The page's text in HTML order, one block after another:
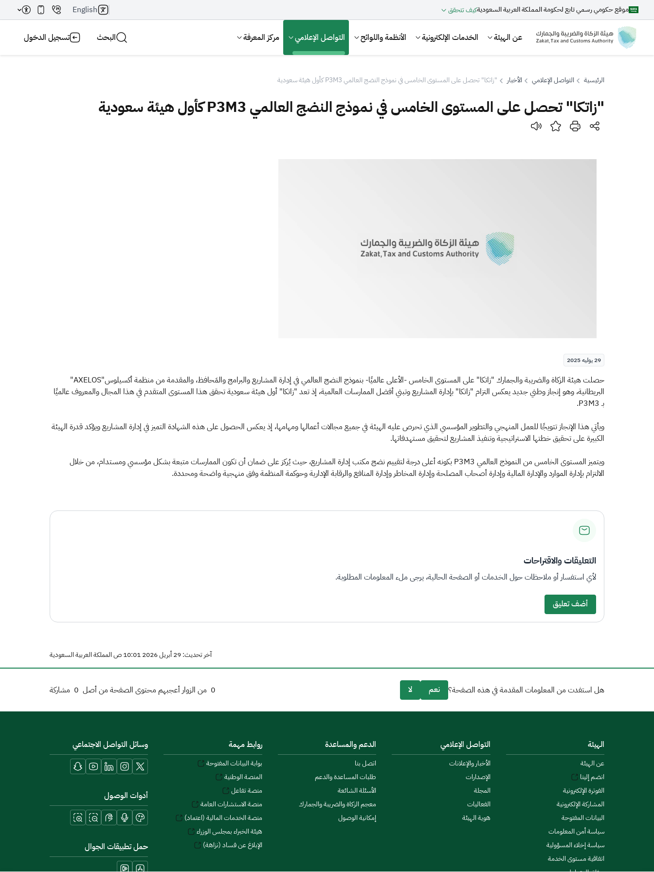
موقع حكومي رسمي تابع لحكومة المملكة العربية السعوديةكيف تتحقق English
عن الهيئة الخدمات الإلكترونية الأنظمة واللوائح التواصل الإعلامي مركز المعرفة البحث تسجيل الدخول
بحث
الرئيسية التواصل الإعلامي الأخبار "زاتكا" تحصل على المستوى الخامس في نموذج النضج العالمي P3M3 كأول هيئة سعودية
"زاتكا" تحصل على المستوى الخامس في نموذج النضج العالمي P3M3 كأول هيئة سعودية
29 يوليه 2025
​​​حصلت هيئة الزكاة والضريبة والجمارك "زاتكا" على المستوى الخامس -الأعلى عالميًا- بنموذج النضج العالمي في إدارة المشاريع والبرامج والمَحافظ، والمقدمة من منظمة أكسيلوس"AXELOS"
البريطانية، وهو إنجاز وطني جديد يعكس التزام "زاتكا" بإدارة المشاريع وتبني أفضل الممارسات العالمية، إذ تعد "زاتكا" أول هيئة سعودية تحقق هذا المستوى المتقدم في هذا المجال والمعروف عالميًا
بـ P3M3.
ويأتي هذا الإنجاز تتويجًا للعمل المنهجي والتطوير المؤسسي الذي تحرص عليه الهيئة في جميع مجالات أعمالها ومهامها، إذ يعكس الحصول على هذه الشهادة التميز في إدارة المشاريع ويؤكد قدرة الهيئة
الكبيرة على تحقيق خطتها الاستراتيجية وتنفيذ المشاريع لتحقيق مستهدفاتها.
ويتميز المستوى الخامس من النموذج العالمي P3M3 بكونه أعلى درجة لتقييم نضج مكتب إدارة المشاريع، حيث يُركز على ضمان أن تكون الممارسات متبعة بشكل مؤسسي ومستدام، من خلال
الالتزام بإدارة الموارد والإدارة المالية وإدارة أصحاب المصلحة وإدارة المخاطر وإدارة المنافع والرقابة الإدارية وحوكمة المنظمة وفق منهجية واضحة ومحددة.
التعليقات والاقتراحات
لأي استفسار أو ملاحظات حول الخدمات أو الصفحة الحالية، يرجى ملء المعلومات المطلوبة.
أضف تعليق
آخر تحديث: 29 أبريل 2026 10:01 ص المملكة العربية السعودية
0 من الزوار أعجبهم محتوى الصفحة من أصل 0 مشاركة هل استفدت من المعلومات المقدمة في هذه الصفحة؟ نعم لا
الهيئة
عن الهيئة
انضم إلينا
الفوترة الإلكترونية
المشاركة الإلكترونية
البيانات المفتوحة
سياسة أمن المعلومات
سياسة إخلاء المسؤولية
اتفاقية مستوى الخدمة
التواصل الإعلامي
الأخبار والإعلانات
الإصدارات
المجلة
الفعاليات
هوية الهيئة
الدعم والمساعدة
اتصل بنا
طلبات المساعدة والدعم
الأسئلة الشائعة
معجم الزكاة والضريبة والجمارك
إمكانية الوصول
روابط مهمة
بوابة البيانات المفتوحة
المنصة الوطنية
منصة تفاعل
منصة الاستشارات العامة
منصة الخدمات المالية (اعتماد)
هيئة الخبراء بمجلس الوزراء
الإبلاغ عن فساد (نزاهة)
وسائل التواصل الاجتماعي
أدوات الوصول
حمل تطبيقات الجوال